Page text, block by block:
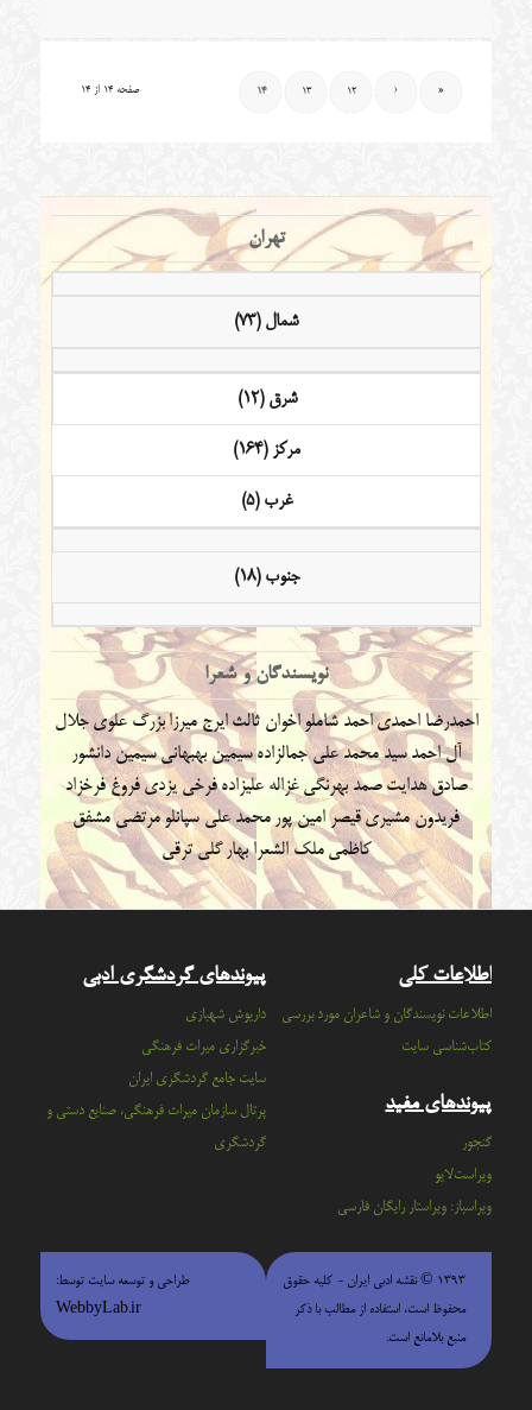
صفحه 14 از 14 «
‹
12
13
14
تهران
شمال (73)
شرق (12)
مرکز (164)
غرب (5)
جنوب (18)
نویسندگان و شعرا
احمدرضا احمدیاحمد شاملو اخوان ثالث ایرج میرزابزرگ علوی جلال
آل احمدسید محمد علی جمالزادهسیمین بهبهانیسیمین دانشور
صادق هدایتصمد بهرنگی غزاله علیزادهفرخی یزدی فروغ فرخزاد
فریدون مشیری قیصر امین پور محمد علی سپانلومرتضی مشفق
کاظمی ملک الشعرا بهار گلی ترقی
اطلاعات کلی
اطلاعات نویسندگان و شاعران مورد بررسی
کتاب‌شناسی سایت
پیوندهای مفید
گنجور
ویراست‌لایو
ویراسباز: ویراستار رایگان فارسی
پیوندهای گردشگری ادبی
داریوش شهبازی
خبرگزاری میراث فرهنگی
سايت جامع گردشگري ايران
پرتال سازمان ميراث فرهنگي، صنايع دستي و
گردشگري
۱۳۹۳ © نقشه ادبی ایران - كليه حقوق
محفوظ است، استفاده از مطالب با ذكر
منبع بلامانع است.
طراحی و توسعه سایت توسط:
WebbyLab.ir